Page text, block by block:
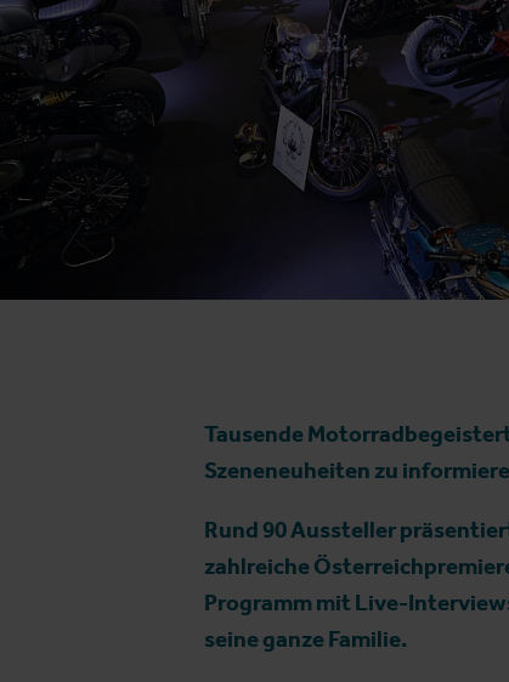
Tausende
Szeneneuheiten zu
Rund 90 Aussteller
zahlreiche
Programm mit Live-
seine ganze Familie.